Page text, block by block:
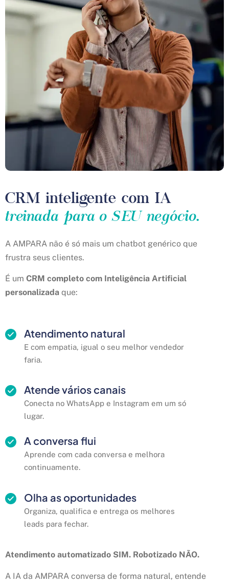
CRM inteligente com IA
treinada para o SEU negócio.
A AMPARA não é só mais um chatbot genérico que
frustra seus clientes.
É um CRM completo com Inteligência Artificial
personalizada que:
Atendimento natural
E com empatia, igual o seu melhor vendedor
faria.
Atende vários canais
Conecta no WhatsApp e Instagram em um só
lugar.
A conversa flui
Aprende com cada conversa e melhora
continuamente.
Olha as oportunidades
Organiza, qualifica e entrega os melhores
leads para fechar.
Atendimento automatizado SIM. Robotizado NÃO.
A IA da AMPARA conversa de forma natural, entende